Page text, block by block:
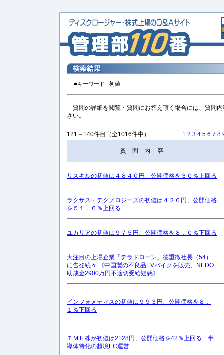
■キーワード : 初値
質問の詳細を閲覧・質問にお答え頂く場合には、質問
さい。
121～140件目（全1016件中） 1 2 3 4 5 6 7 8
質 問 内 容
リスキルの初値は４８４０円、公開価格を３０％上回る
ラクサス・テクノロジーズの初値は４２６円、公開価格
を５１．６％上回る
ユカリアの初値は９７５円、公開価格を８．０％下回る
大注目の上場企業「テラドローン」徳重徹社長（54）
に告発続々 《中国製の不良品EVバイクを販売、NEDO
助成金2900万円不適切受給疑惑》
インフォメティスの初値は９９３円、公開価格を８．
１％下回る
ＴＭＨ株が初値は2128円、公開価格を42％上回る 半
導体特化の越境EC運営